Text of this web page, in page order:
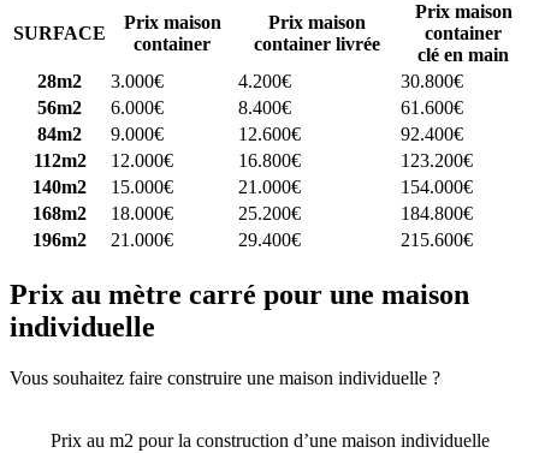
SURFACE
Prix maison
container
Prix maison
container livrée
Prix maison
container
clé en main
28m2
3.000€ 4.200€
30.800€
56m2
6.000€ 8.400€
61.600€
84m2
9.000€ 12.600€
92.400€
112m2
12.000€ 16.800€
123.200€
140m2
15.000€ 21.000€
154.000€
168m2
18.000€ 25.200€
184.800€
196m2
21.000€ 29.400€ 215.600€
Prix au mètre carré pour une maison
individuelle
Vous souhaitez faire construire une maison individuelle ?
Prix au m2 pour la construction d’une maison individuelle